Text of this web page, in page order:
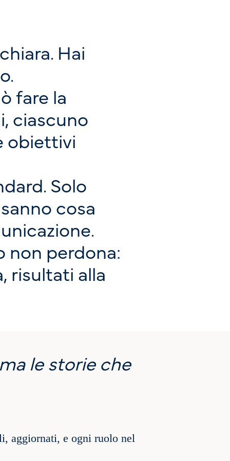
Hai
fare la
ciascuno
obiettivi
Solo
cosa
non perdona:
risultati alla
le storie che
aggiornati, e ogni ruolo nel